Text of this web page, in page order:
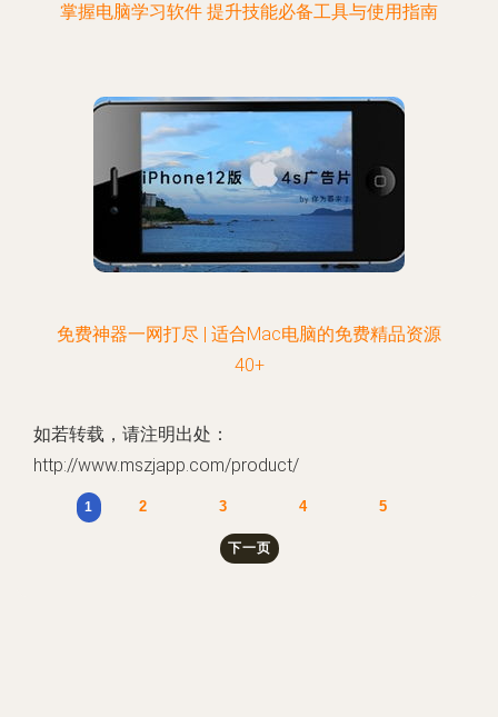
掌握电脑学习软件 提升技能必备工具与使用指南
免费神器一网打尽 | 适合Mac电脑的免费精品资源
40+
如若转载，请注明出处：
http://www.mszjapp.com/product/
1 2 3 4 5
下一页